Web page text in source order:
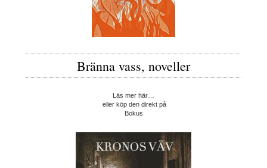
Bränna vass, noveller
Läs mer här…
eller köp den direkt på
Bokus